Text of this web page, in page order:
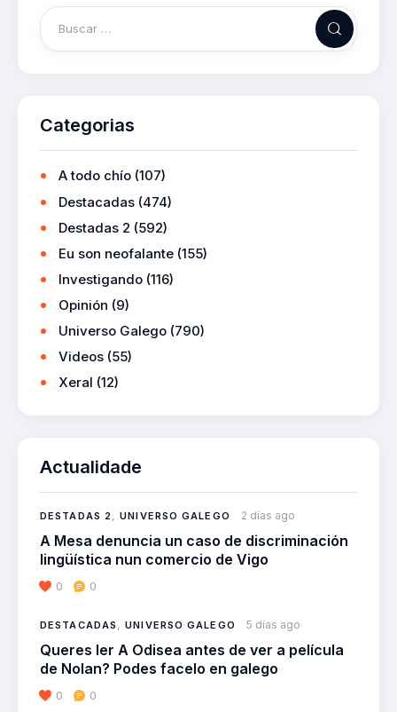
Categorias
A todo chío (107)
Destacadas (474)
Destadas 2 (592)
Eu son neofalante (155)
Investigando (116)
Opinión (9)
Universo Galego (790)
Videos (55)
Xeral (12)
Actualidade
DESTADAS 2,UNIVERSO GALEGO 2 días ago
A Mesa denuncia un caso de discriminación
lingüística nun comercio de Vigo
0 0
DESTACADAS ,UNIVERSO GALEGO 5 días ago
Queres ler A Odisea antes de ver a película
de Nolan? Podes facelo en galego
0 0